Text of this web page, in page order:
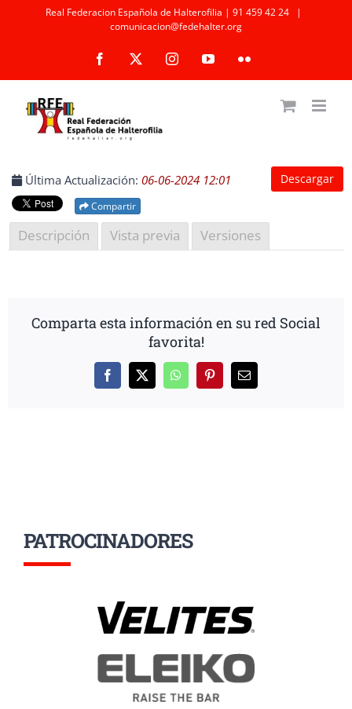
Real Federacion Española de Halterofilia | 91 459 42 24
|
comunicacion@fedehalter.org
Facebook InstagramYouTubeFlickr
Descargar
Última Actualización: 06-06-2024 12:01
Compartir
Descripción Vista previa Versiones
Comparta esta información en su red Social
favorita!
Facebook
X WhatsAppPinterestCorreo
PATROCINADORES